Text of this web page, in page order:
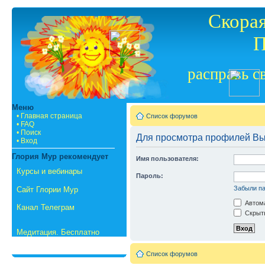
расправь
Меню
• Главная страница
• FAQ
• Поиск
• Вход
Глория Мур рекомендует
Курсы и вебинары
Сайт Глории Мур
Канал Телеграм
Медитация. Бесплатно
Список форумов
Для просмотра профилей
Имя пользователя:
Пароль:
Забыли
Список форумов